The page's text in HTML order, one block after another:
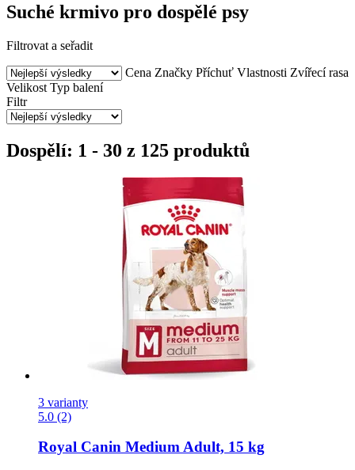
Suché krmivo pro dospělé psy
Filtrovat a seřadit
Cena Značky Příchuť Vlastnosti Zvířecí rasa
Velikost Typ balení
Filtr
Dospělí: 1 - 30 z 125 produktů
3 varianty
5.0 (2)
Royal Canin Medium Adult, 15 kg